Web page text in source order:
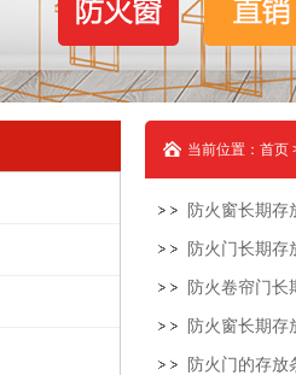
当前位置：首页
防火窗长期存
防火门长期存
防火卷帘门长
防火窗长期存
防火门的存放